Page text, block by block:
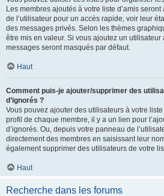
Les membres ajoutés à votre liste d’amis
de l’utilisateur pour un accès rapide, voir leur
des messages privés. Selon les thèmes
être mis en valeur. Si vous ajoutez un utilisateur
messages seront masqués par défaut.
Haut
Comment puis-je ajouter/supprimer des
d’ignorés ?
Vous pouvez ajouter des utilisateurs à votre
profil de chaque membre, il y a un lien pour
d’ignorés. Ou, depuis votre panneau de
directement des membres en saisissant leur
également supprimer des utilisateurs de votre
Haut
Recherche dans les forums